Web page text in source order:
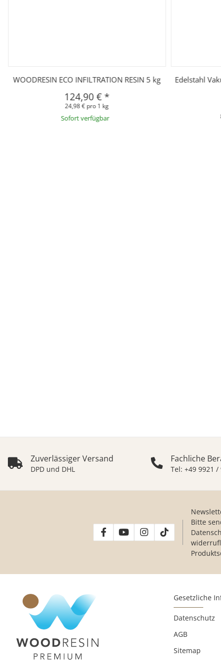
WOODRESIN ECO INFILTRATION RESIN 5 kg
124,90 €*
24,98 € pro 1 kg
Sofort verfügbar
Edelstahl
Zuverlässiger Versand
DPD und DHL
Fachliche
Tel: +49 9921 /
Bitte
Gesetzliche
Datenschutz
AGB
Sitemap